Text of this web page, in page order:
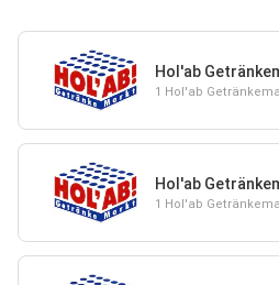
Hol'ab
1 Hol'ab
Hol'ab
1 Hol'ab